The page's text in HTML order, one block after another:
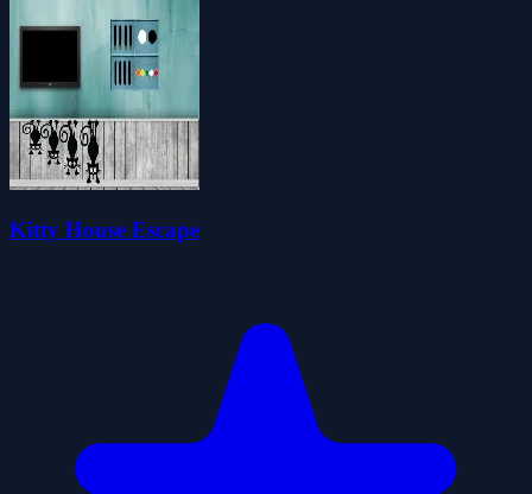
Kitty House Escape